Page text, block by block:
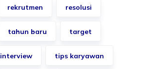
rekrutmen resolusi
tahun baru target
tips karyawan